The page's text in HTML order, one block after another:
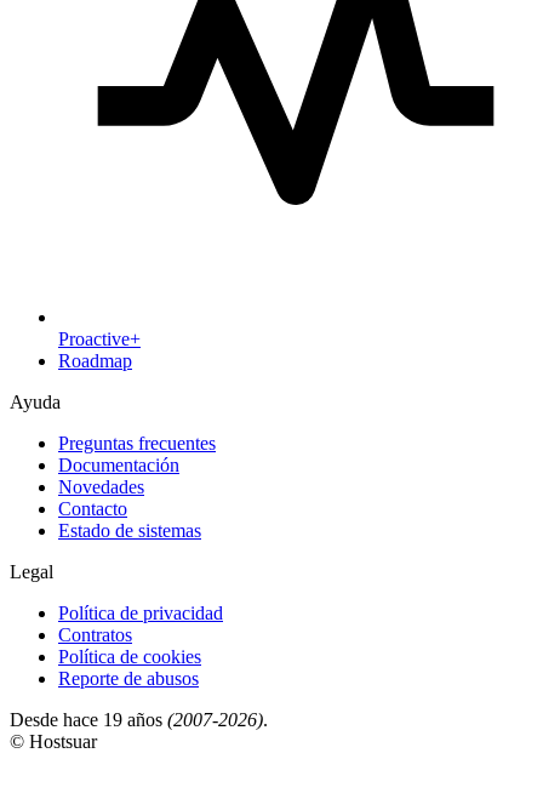
Proactive+
Roadmap
Ayuda
Preguntas frecuentes
Documentación
Novedades
Contacto
Estado de sistemas
Legal
Política de privacidad
Contratos
Política de cookies
Reporte de abusos
Desde hace 19 años (2007-2026).
© Hostsuar